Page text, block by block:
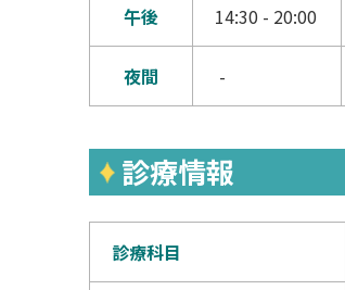
午後 14:30 - 20:00
夜間 -
診療情報
診療科目